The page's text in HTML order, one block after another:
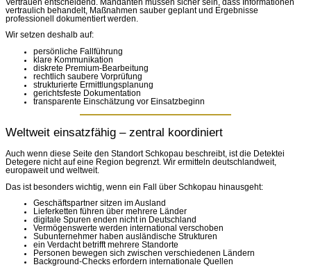
Vertrauen entscheidend. Mandanten müssen sicher sein, dass Informationen
vertraulich behandelt, Maßnahmen sauber geplant und Ergebnisse
professionell dokumentiert werden.
Wir setzen deshalb auf:
persönliche Fallführung
klare Kommunikation
diskrete Premium-Bearbeitung
rechtlich saubere Vorprüfung
strukturierte Ermittlungsplanung
gerichtsfeste Dokumentation
transparente Einschätzung vor Einsatzbeginn
Weltweit einsatzfähig – zentral koordiniert
Auch wenn diese Seite den Standort Schkopau beschreibt, ist die Detektei
Detegere nicht auf eine Region begrenzt. Wir ermitteln deutschlandweit,
europaweit und weltweit.
Das ist besonders wichtig, wenn ein Fall über Schkopau hinausgeht:
Geschäftspartner sitzen im Ausland
Lieferketten führen über mehrere Länder
digitale Spuren enden nicht in Deutschland
Vermögenswerte werden international verschoben
Subunternehmer haben ausländische Strukturen
ein Verdacht betrifft mehrere Standorte
Personen bewegen sich zwischen verschiedenen Ländern
Background-Checks erfordern internationale Quellen